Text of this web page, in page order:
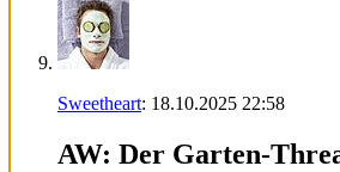
Sweetheart: 18.10.2025 22:58
AW: Der Garten-